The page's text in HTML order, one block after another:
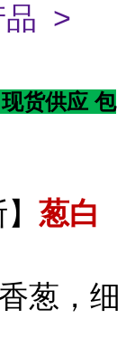
品 >
货供应 包
葱白
葱，细